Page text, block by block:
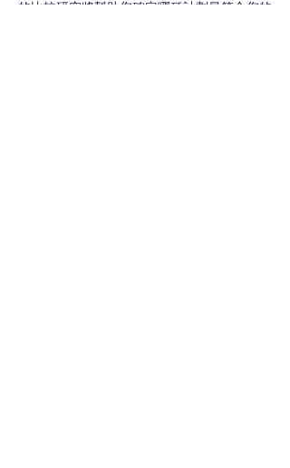
的比較研究將幫助您確定哪種計劃最符合您的